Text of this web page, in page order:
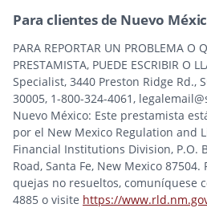
Para clientes de Nuevo
PARA REPORTAR UN PROBLEMA O
PRESTAMISTA, PUEDE ESCRIBIR O
Specialist, 3440 Preston Ridge Rd.,
30005, 1-800-324-4061,
Nuevo México: Este prestamista
por el New Mexico Regulation and
Financial Institutions Division, P.O.
Road, Santa Fe, New Mexico
quejas no resueltos, comuníquese
4885 o visite https://